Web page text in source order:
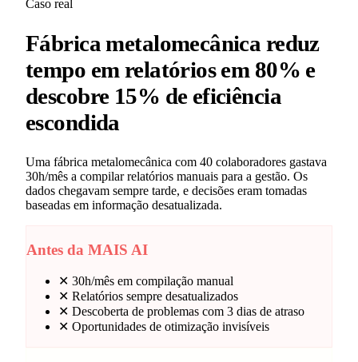
Caso real
Fábrica metalomecânica reduz
tempo em relatórios em 80% e
descobre 15% de eficiência
escondida
Uma fábrica metalomecânica com 40 colaboradores gastava
30h/mês a compilar relatórios manuais para a gestão. Os
dados chegavam sempre tarde, e decisões eram tomadas
baseadas em informação desatualizada.
Antes da MAIS AI
✕ 30h/mês em compilação manual
✕ Relatórios sempre desatualizados
✕ Descoberta de problemas com 3 dias de atraso
✕ Oportunidades de otimização invisíveis